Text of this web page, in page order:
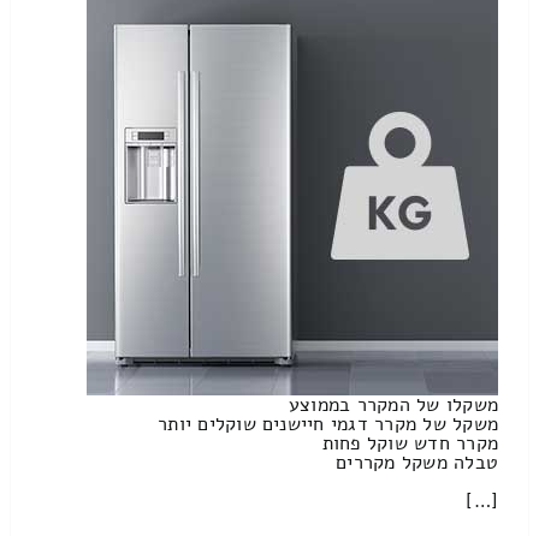
משקלו של המקרר בממוצע
משקל של מקרר דגמי חיישנים שוקלים יותר
מקרר חדש שוקל פחות
טבלה משקל מקררים
[…]